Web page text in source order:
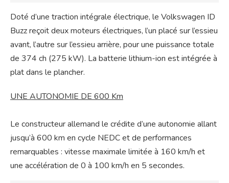
Doté d’une traction intégrale électrique, le Volkswagen ID
Buzz reçoit deux moteurs électriques, l’un placé sur l’essieu
avant, l’autre sur l’essieu arrière, pour une puissance totale
de 374 ch (275 kW). La batterie lithium-ion est intégrée à
plat dans le plancher.
UNE AUTONOMIE DE 600 Km
Le constructeur allemand le crédite d’une autonomie allant
jusqu’à 600 km en cycle NEDC et de performances
remarquables : vitesse maximale limitée à 160 km/h et
une accélération de 0 à 100 km/h en 5 secondes.